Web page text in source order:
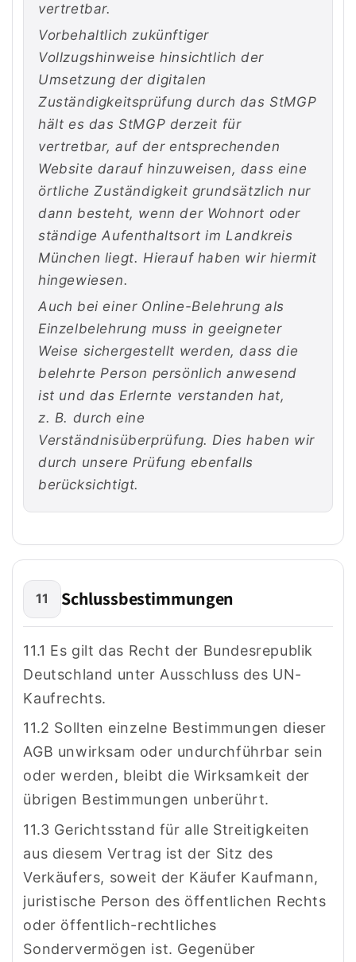
vertretbar.
Vorbehaltlich zukünftiger
Vollzugshinweise hinsichtlich der
Umsetzung der digitalen
Zuständigkeitsprüfung durch das StMGP
hält es das StMGP derzeit für
vertretbar, auf der entsprechenden
Website darauf hinzuweisen, dass eine
örtliche Zuständigkeit grundsätzlich nur
dann besteht, wenn der Wohnort oder
ständige Aufenthaltsort im Landkreis
München liegt. Hierauf haben wir hiermit
hingewiesen.
Auch bei einer Online-Belehrung als
Einzelbelehrung muss in geeigneter
Weise sichergestellt werden, dass die
belehrte Person persönlich anwesend
ist und das Erlernte verstanden hat,
z. B. durch eine
Verständnisüberprüfung. Dies haben wir
durch unsere Prüfung ebenfalls
berücksichtigt.
11 Schlussbestimmungen
11.1 Es gilt das Recht der Bundesrepublik
Deutschland unter Ausschluss des UN-
Kaufrechts.
11.2 Sollten einzelne Bestimmungen dieser
AGB unwirksam oder undurchführbar sein
oder werden, bleibt die Wirksamkeit der
übrigen Bestimmungen unberührt.
11.3 Gerichtsstand für alle Streitigkeiten
aus diesem Vertrag ist der Sitz des
Verkäufers, soweit der Käufer Kaufmann,
juristische Person des öffentlichen Rechts
oder öffentlich-rechtliches
Sondervermögen ist. Gegenüber